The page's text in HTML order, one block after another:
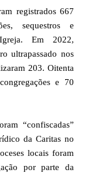
registrados 667
sequestros e
Em 2022,
ultrapassado nos
203. Oitenta
e 70
“confiscadas”
da Caritas no
locais foram
por parte da